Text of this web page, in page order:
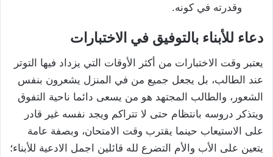
وقدرته في كونه.
دعاء للأبناء بالتوفيق في الاختبارات
يعتبر وقت الاختبارات من أكثر الأوقات التي يزداد فيها التوتر
عند الطالب، بل يجعل جميع من في المنزل يشعرون بنفس
الشعور، والطالب المجتهد هو من يسعى دائما ناحية التفوق
ويتذكر دروسه بانتظام حتى لا تتراكم ويجد نفسه غير قادر
على الاستيعاب حينما يقترب وقت الامتحان، وبصفة عامة
يتعين على الأب والأم التضرع لله قائلين اجمل الادعية للأبناء؛